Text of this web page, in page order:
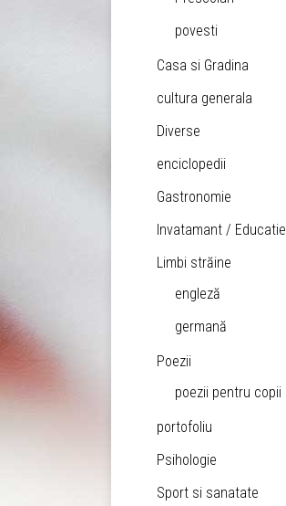
povesti
Casa si Gradina
cultura generala
Diverse
enciclopedii
Gastronomie
Invatamant / Educatie
Limbi străine
engleză
germană
Poezii
poezii pentru copii
portofoliu
Psihologie
Sport si sanatate